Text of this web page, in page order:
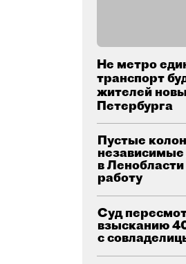
Не метро
транспорт
жителей
Петербурга
Пустые
в
работу
Суд
взысканию
с